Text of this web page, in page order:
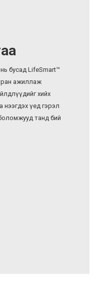
бусад LifeSmart™
ажиллаж
хийх
үед гэрэл
танд бий